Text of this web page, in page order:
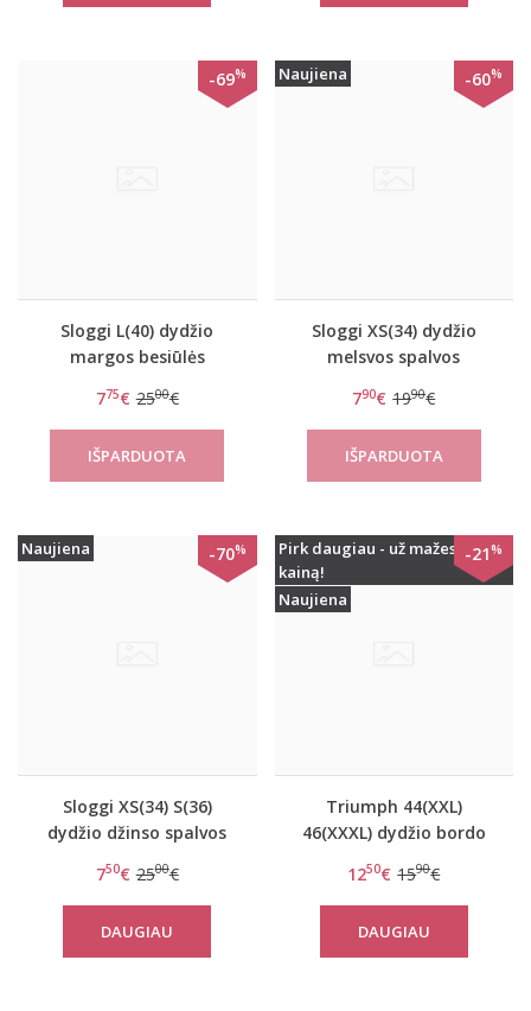
-69%
Sloggi L(40) dydžio
margos besiūlės
Hipster
775€ 2500€
Naujiena -60%
Sloggi XS(34) dydžio
melsvos spalvos
String
790€ 1990€
Naujiena -70%
Sloggi XS(34) S(36)
dydžio džinso spalvos
Tai
750€ 2500€
DAUGIAU
Pirk daugiau - už mažesnę
kainą!
Naujiena
-21%
Triumph 44(XXL)
46(XXXL) dydžio bordo
Full Lace-Up
1250€ 1590€
DAUGIAU